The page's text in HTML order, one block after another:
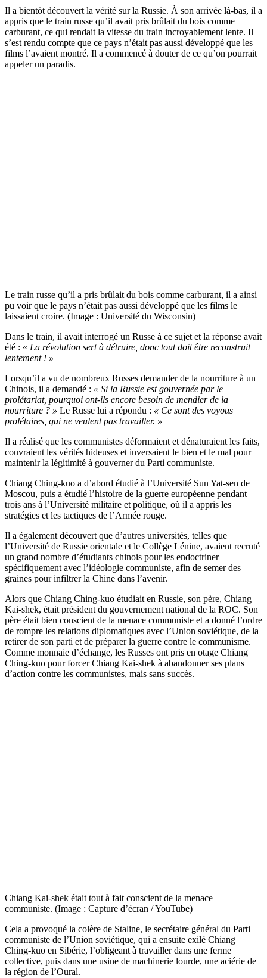
Il a bientôt découvert la vérité sur la Russie. À son arrivée là-bas, il a
appris que le train russe qu’il avait pris brûlait du bois comme
carburant, ce qui rendait la vitesse du train incroyablement lente. Il
s’est rendu compte que ce pays n’était pas aussi développé que les
films l’avaient montré. Il a commencé à douter de ce qu’on pourrait
appeler un paradis.
Le train russe qu’il a pris brûlait du bois comme carburant, il a ainsi
pu voir que le pays n’était pas aussi développé que les films le
laissaient croire. (Image : Université du Wisconsin)
Dans le train, il avait interrogé un Russe à ce sujet et la réponse avait
été : « La révolution sert à détruire, donc tout doit être reconstruit
lentement ! »
Lorsqu’il a vu de nombreux Russes demander de la nourriture à un
Chinois, il a demandé : « Si la Russie est gouvernée par le
prolétariat, pourquoi ont-ils encore besoin de mendier de la
nourriture ? » Le Russe lui a répondu : « Ce sont des voyous
prolétaires, qui ne veulent pas travailler. »
Il a réalisé que les communistes déformaient et dénaturaient les faits,
couvraient les vérités hideuses et inversaient le bien et le mal pour
maintenir la légitimité à gouverner du Parti communiste.
Chiang Ching-kuo a d’abord étudié à l’Université Sun Yat-sen de
Moscou, puis a étudié l’histoire de la guerre européenne pendant
trois ans à l’Université militaire et politique, où il a appris les
stratégies et les tactiques de l’Armée rouge.
Il a également découvert que d’autres universités, telles que
l’Université de Russie orientale et le Collège Lénine, avaient recruté
un grand nombre d’étudiants chinois pour les endoctriner
spécifiquement avec l’idéologie communiste, afin de semer des
graines pour infiltrer la Chine dans l’avenir.
Alors que Chiang Ching-kuo étudiait en Russie, son père, Chiang
Kai-shek, était président du gouvernement national de la ROC. Son
père était bien conscient de la menace communiste et a donné l’ordre
de rompre les relations diplomatiques avec l’Union soviétique, de la
retirer de son parti et de préparer la guerre contre le communisme.
Comme monnaie d’échange, les Russes ont pris en otage Chiang
Ching-kuo pour forcer Chiang Kai-shek à abandonner ses plans
d’action contre les communistes, mais sans succès.
Chiang Kai-shek était tout à fait conscient de la menace
communiste. (Image : Capture d’écran / YouTube)
Cela a provoqué la colère de Staline, le secrétaire général du Parti
communiste de l’Union soviétique, qui a ensuite exilé Chiang
Ching-kuo en Sibérie, l’obligeant à travailler dans une ferme
collective, puis dans une usine de machinerie lourde, une aciérie de
la région de l’Oural.